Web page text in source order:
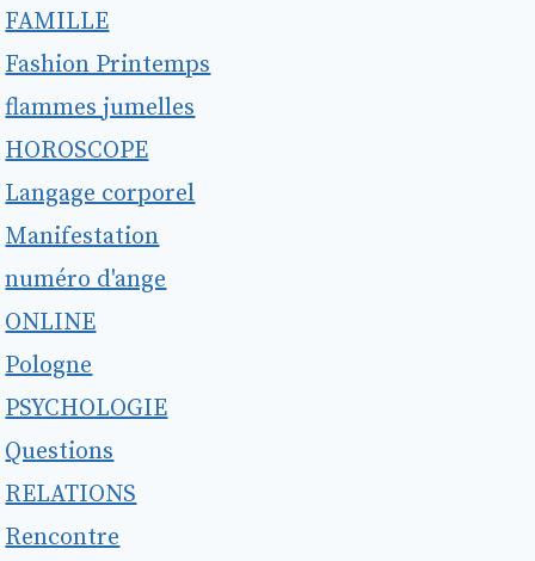
FAMILLE
Fashion Printemps
flammes jumelles
HOROSCOPE
Langage corporel
Manifestation
numéro d'ange
ONLINE
Pologne
PSYCHOLOGIE
Questions
RELATIONS
Rencontre